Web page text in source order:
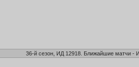
36-й сезон, ИД 12918. Ближайшие матчи -